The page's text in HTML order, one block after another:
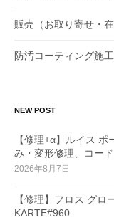
販売（お取り寄せ・在
防汚コーティング施工
NEW POST
【修理+α】ルイス
み・変形修理、コー
2026年8月7日
【修理】フロス グ
KARTE#960